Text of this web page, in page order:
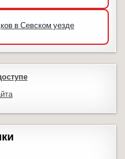
в Севском уезде